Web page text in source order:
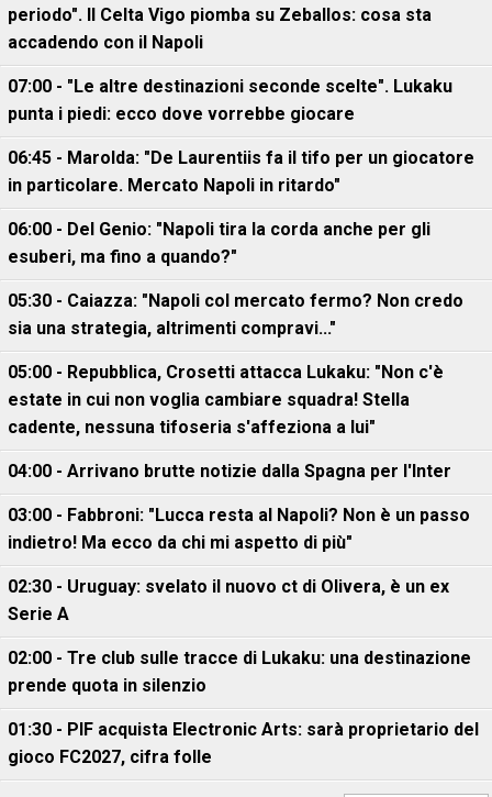
periodo". Il Celta Vigo piomba su Zeballos: cosa sta
accadendo con il Napoli
07:00 - "Le altre destinazioni seconde scelte". Lukaku
punta i piedi: ecco dove vorrebbe giocare
06:45 - Marolda: "De Laurentiis fa il tifo per un giocatore
in particolare. Mercato Napoli in ritardo"
06:00 - Del Genio: "Napoli tira la corda anche per gli
esuberi, ma fino a quando?"
05:30 - Caiazza: "Napoli col mercato fermo? Non credo
sia una strategia, altrimenti compravi..."
05:00 - Repubblica, Crosetti attacca Lukaku: "Non c'è
estate in cui non voglia cambiare squadra! Stella
cadente, nessuna tifoseria s'affeziona a lui"
04:00 - Arrivano brutte notizie dalla Spagna per l'Inter
03:00 - Fabbroni: "Lucca resta al Napoli? Non è un passo
indietro! Ma ecco da chi mi aspetto di più"
02:30 - Uruguay: svelato il nuovo ct di Olivera, è un ex
Serie A
02:00 - Tre club sulle tracce di Lukaku: una destinazione
prende quota in silenzio
01:30 - PIF acquista Electronic Arts: sarà proprietario del
gioco FC2027, cifra folle